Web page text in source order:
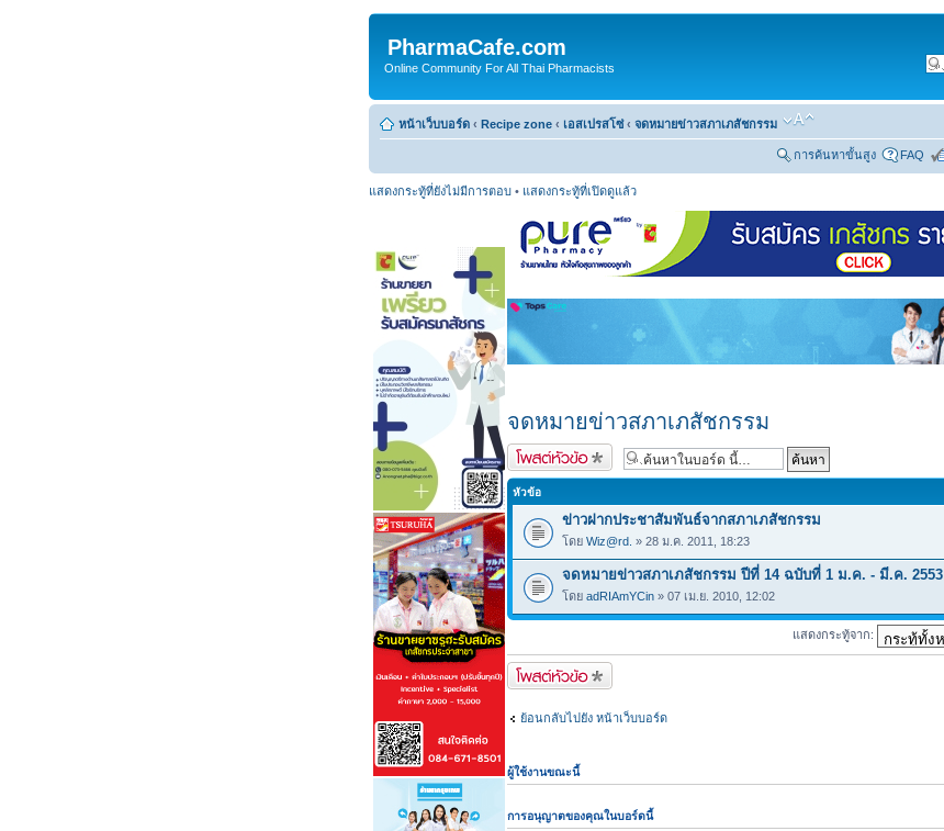
PharmaCafe.com
Online Community For All Thai Pharmacists
หน้าเว็บบอร์ด ‹ Recipe zone ‹ เอสเปรสโซ่ ‹ จดหมายข่าวสภาเภสัชกรรม
การค้นหาขั้นสูง FAQ
แสดงกระทู้ที่ยังไม่มีการตอบ • แสดงกระทู้ที่เปิดดูแล้ว
จดหมายข่าวสภาเภสัชกรรม
ตั้งกระทู้ใหม่
หัวข้อ
ข่าวฝากประชาสัมพันธ์จากสภาเภสัชกรรม
โดย Wiz@rd. » 28 ม.ค. 2011, 18:23
จดหมายข่าวสภาเภสัชกรรม ปีที่ 14 ฉบับที่ 1 ม.ค. - มี.ค. 2553
โดย adRIAmYCin » 07 เม.ย. 2010, 12:02
แสดงกระทู้จาก:
ตั้งกระทู้ใหม่
ย้อนกลับไปยัง หน้าเว็บบอร์ด
ผู้ใช้งานขณะนี้
การอนุญาตของคุณในบอร์ดนี้